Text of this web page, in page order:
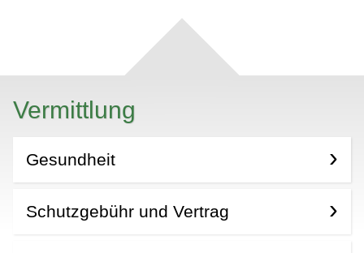
Vermittlung
Gesundheit
Schutzgebühr und Vertrag